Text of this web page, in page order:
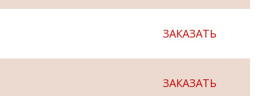
ЗАКАЗАТЬ
ЗАКАЗАТЬ